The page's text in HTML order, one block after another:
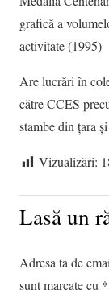
grafică a
activitate (1995)
Are lucrări în
către CCES
stambe din țara
Vizualizări:
Lasă un
Adresa ta de
sunt marcate cu *